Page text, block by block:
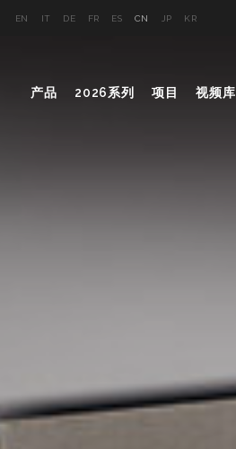
EN IT DE FR ES CN JP KR
产品 2026系列 项目 视频库